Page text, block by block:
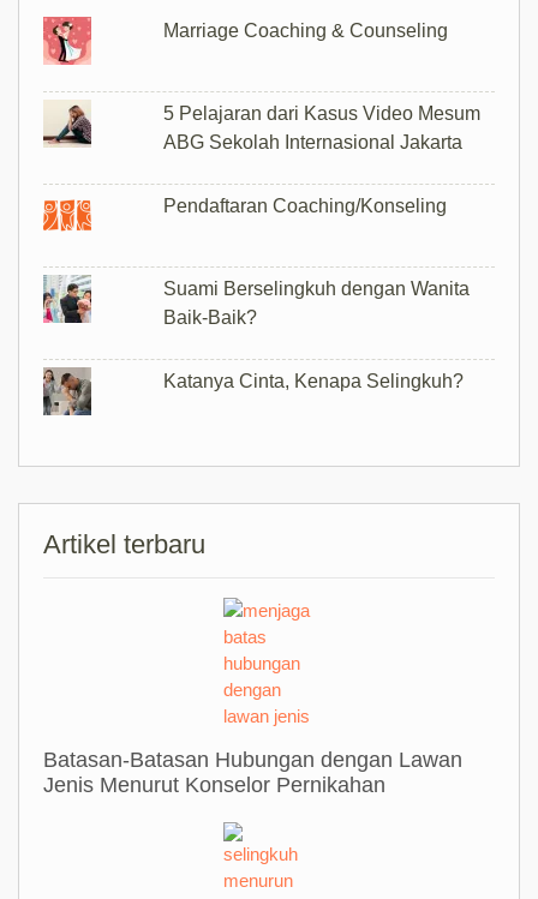
Marriage Coaching & Counseling
5 Pelajaran dari Kasus Video Mesum
ABG Sekolah Internasional Jakarta
Pendaftaran Coaching/Konseling
Suami Berselingkuh dengan Wanita
Baik-Baik?
Katanya Cinta, Kenapa Selingkuh?
Artikel terbaru
Batasan-Batasan Hubungan dengan Lawan
Jenis Menurut Konselor Pernikahan